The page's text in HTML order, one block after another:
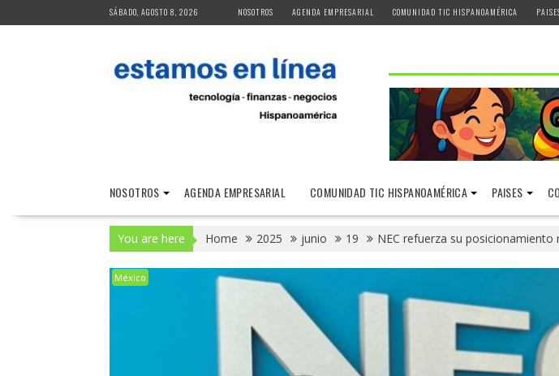
to
SÁBADO, AGOSTO 8, 2026 NOSOTROS AGENDA EMPRESARIAL COMUNIDAD TIC HISPANOAMÉRICA
NOSOTROS AGENDA EMPRESARIAL COMUNIDAD TIC HISPANOAMÉRICA PAISES
You are here Home 2025 junio 19 NEC refuerza su
México